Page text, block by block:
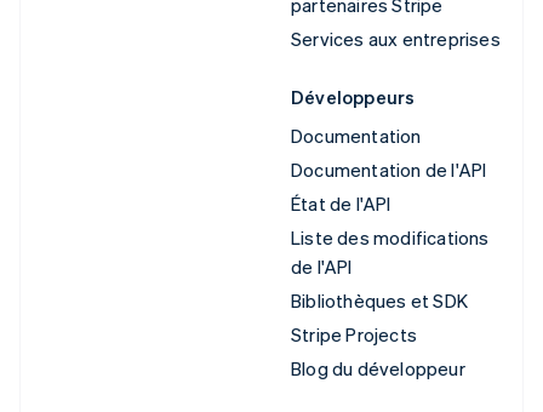
Services aux entreprises
Développeurs
Documentation
Documentation de l'API
État de l'API
Liste des modifications
de l'API
Bibliothèques et SDK
Stripe Projects
Blog du développeur